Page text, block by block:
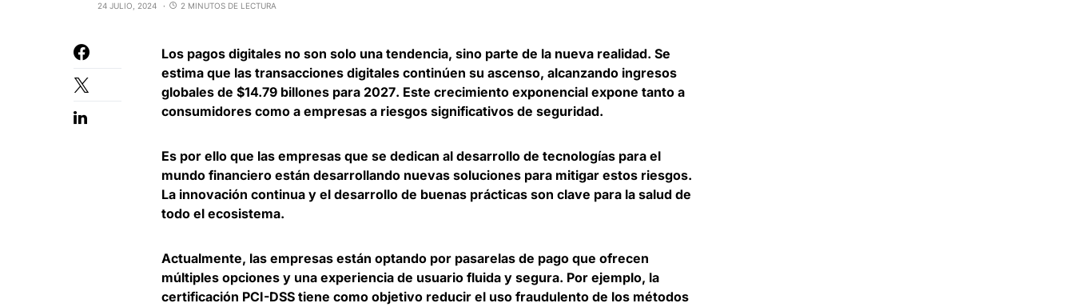
24 JULIO, 2024 2 MINUTOS DE LECTURA
Los pagos digitales no son solo una tendencia, sino parte de la nueva realidad. Se
estima que las transacciones digitales continúen su ascenso, alcanzando ingresos
globales de $14.79 billones para 2027​. Este crecimiento exponencial expone tanto a
consumidores como a empresas a riesgos significativos de seguridad.
Es por ello que las empresas que se dedican al desarrollo de tecnologías para el
mundo financiero están desarrollando nuevas soluciones para mitigar estos riesgos.
La innovación continua y el desarrollo de buenas prácticas son clave para la salud de
todo el ecosistema.
Actualmente, las empresas están optando por pasarelas de pago que ofrecen
múltiples opciones y una experiencia de usuario fluida y segura. Por ejemplo, la
certificación PCI-DSS tiene como objetivo reducir el uso fraudulento de los métodos